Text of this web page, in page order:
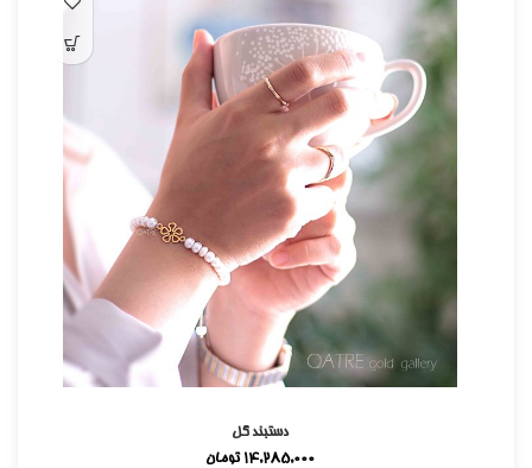
دستبند گل
14,285,000 تومان